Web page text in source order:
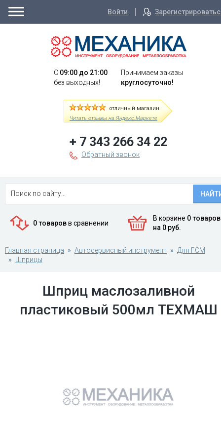
Войти
C 09:00 до 21:00
без выходных!
Принимаем заказы
круглосуточно!
отличный магазин
Читать отзывы на Яндекс.Маркете
+ 7 343 266 34 22
Обратный звонок
0 товаровв сравнении
В корзине 0 товаров
на 0 руб.
Главная страница Автосервисный инструмент
Для ГСМ
Шприцы
Шприц маслозаливной
пластиковый 500мл ТЕХМАШ